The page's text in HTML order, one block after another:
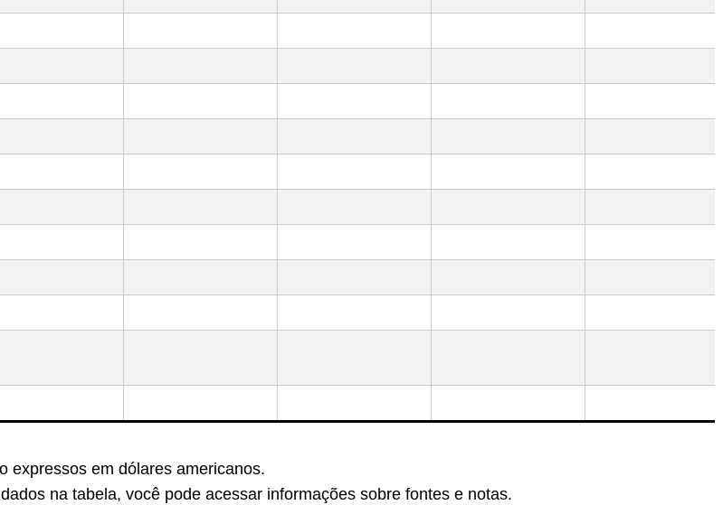
expressos em dólares americanos.
na tabela, você pode acessar informações sobre fontes e notas.